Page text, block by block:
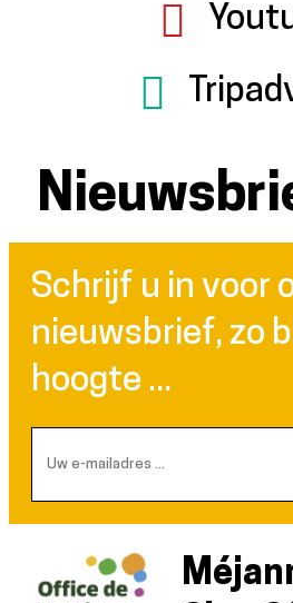
Schrijf u in voor
nieuwsbrief, zo
hoogte ...